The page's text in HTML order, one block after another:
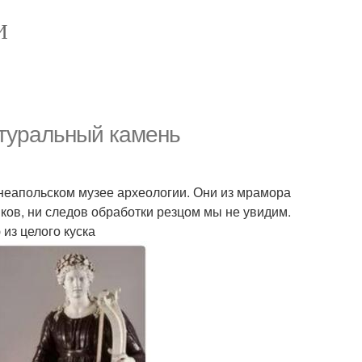
камень
музее археологии. Они из мрамора
ни следов обработки резцом мы не увидим.
целого куска